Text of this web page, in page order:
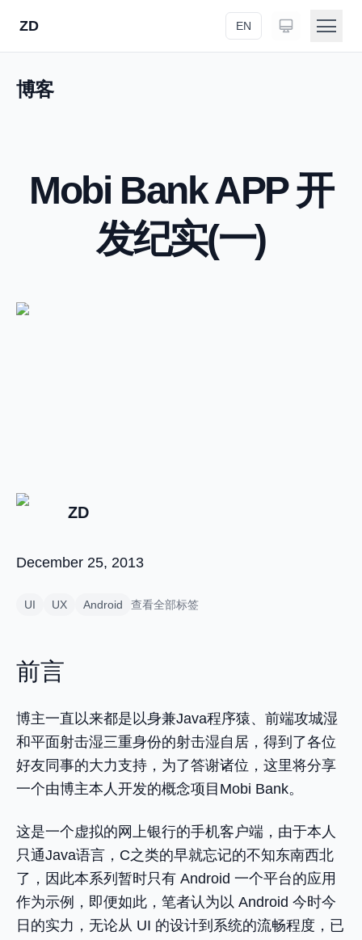
ZD EN
首页
研究
博客
Mobi Bank APP 开
发纪实(一)
ZD
December 25, 2013
UI UX Android 查看全部标签
前言
博主一直以来都是以身兼Java程序猿、前端攻城湿
和平面射击湿三重身份的射击湿自居，得到了各位
好友同事的大力支持，为了答谢诸位，这里将分享
一个由博主本人开发的概念项目Mobi Bank。
这是一个虚拟的网上银行的手机客户端，由于本人
只通Java语言，C之类的早就忘记的不知东南西北
了，因此本系列暂时只有 Android 一个平台的应用
作为示例，即便如此，笔者认为以 Android 今时今
日的实力，无论从 UI 的设计到系统的流畅程度，已